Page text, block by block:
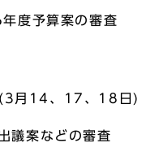
算案の審査
(3月14、17、18日)
などの審査